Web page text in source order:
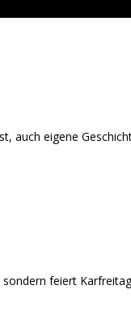
auch eigene
feiert